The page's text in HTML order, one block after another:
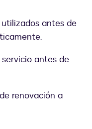
antes de
antes de
renovación a